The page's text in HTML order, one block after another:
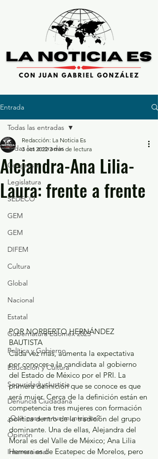
Entrada
Todas las entradas
Congreso
Legislatura
SEDECO
GEM
GEM
DIFEM
Cultura
Global
Nacional
Estatal
Gubernatura Edoméx 2023
Política y Gobierno
Educación y Cultura
Seguridad y Justicia
Denuncia Ciudadana
¿Qué pasa en tus municipios?
Opinión
Internacional
Todas las entradas
Alejandra-Ana Lilia-
Laura: frente a frente
Redacción: La Noticia Es
3 oct 2022 3 min de lectura
POR NORBERTO HERNÁNDEZ
BAUTISTA
Cada vez más, aumenta la expectativa
por conocer a la candidata al gobierno
del Estado de México por el PRI. La
primera definición que se conoce es que
será mujer. Cerca de la definición están en
competencia tres mujeres con formación
política dentro de la tradición del grupo
dominante. Una de ellas, Alejandra del
Moral es del Valle de México; Ana Lilia
Herrera es de Ecatepec de Morelos, pero